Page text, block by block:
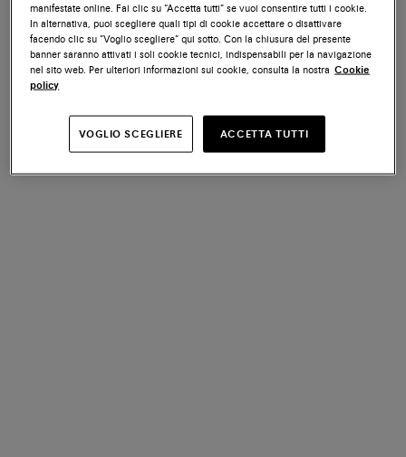
manifestate online. Fai clic su “Accetta tutti” se vuoi consentire tutti i cookie.
In alternativa, puoi scegliere quali tipi di cookie accettare o disattivare
facendo clic su “Voglio scegliere” qui sotto. Con la chiusura del presente
banner saranno attivati i soli cookie tecnici, indispensabili per la navigazione
nel sito web. Per ulteriori informazioni sui cookie, consulta la nostra Cookie
policy
VOGLIO SCEGLIERE ACCETTA TUTTI